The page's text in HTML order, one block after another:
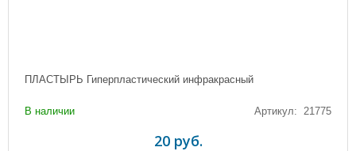
ПЛАСТЫРЬ Гиперпластический инфракрасный
В наличии Артикул: 21775
20 руб.